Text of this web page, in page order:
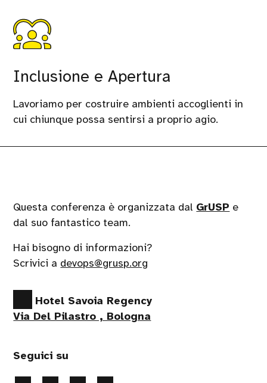
Inclusione e Apertura
Lavoriamo per costruire ambienti accoglienti in
cui chiunque possa sentirsi a proprio agio.
Questa conferenza è organizzata dal GrUSP e
dal suo fantastico team.
Hai bisogno di informazioni?
Scrivici a devops@grusp.org
Hotel Savoia Regency
Via Del Pilastro , Bologna
Seguici su